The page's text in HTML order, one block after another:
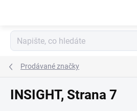
Prodávané značky
INSIGHT, Strana 7